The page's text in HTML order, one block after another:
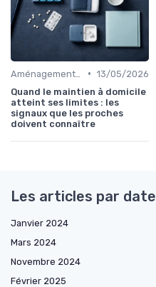
• 13/05/2026
Quand le maintien à domicile
atteint ses limites : les
signaux que les proches
doivent connaître
Les articles par date
Janvier 2024
Mars 2024
Novembre 2024
Février 2025